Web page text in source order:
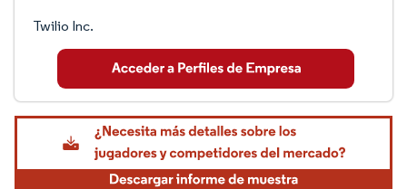
Twilio Inc.